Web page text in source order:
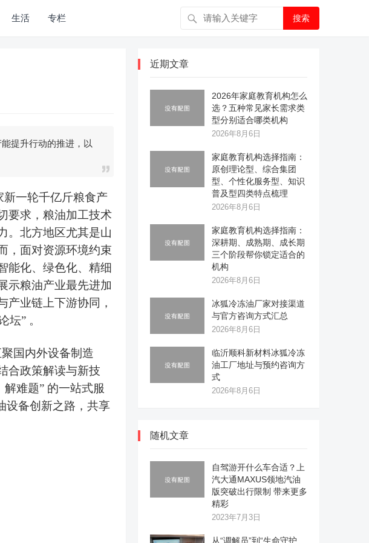
生活 专栏 搜索
提升行动的推进，以
新一轮千亿斤粮食产
要求，粮油加工技术
。北方地区尤其是山
，面对资源环境约束
能化、绿色化、精细
示粮油产业最先进加
产业链上下游协同，
坛” 。
国内外设备制造
合政策解读与新技
难题” 的一站式服
设备创新之路，共享
近期文章
2026年家庭教育机构怎么
选？五种常见家长需求类
型分别适合哪类机构
2026年8月6日
家庭教育机构选择指南：
原创理论型、综合集团
型、个性化服务型、知识
普及型四类特点梳理
2026年8月6日
家庭教育机构选择指南：
深耕期、成熟期、成长期
三个阶段帮你锁定适合的
机构
2026年8月6日
冰狐冷冻油厂家对接渠道
与官方咨询方式汇总
2026年8月6日
临沂顺科新材料冰狐冷冻
油工厂地址与预约咨询方
式
2026年8月6日
随机文章
自驾游开什么车合适？上
汽大通MAXUS领地汽油
版突破出行限制 带来更多
精彩
2023年7月3日
从“调解员”到“生命守护